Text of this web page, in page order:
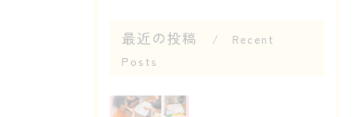
最近の投稿
Recent
Posts